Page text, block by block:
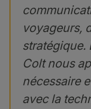
voyageurs,
stratégique.
Colt nous
nécessaire
avec la